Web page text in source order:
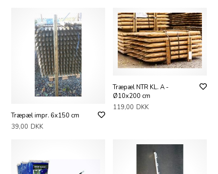
Træpæl impr. 6x150 cm
39,00 DKK
Træpæl NTR KL. A -
Ø10x200 cm
119,00 DKK